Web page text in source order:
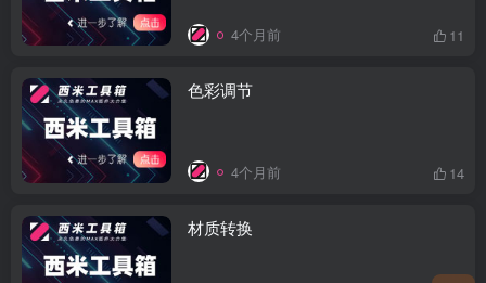
4个月前 11
色彩调节
4个月前 14
材质转换